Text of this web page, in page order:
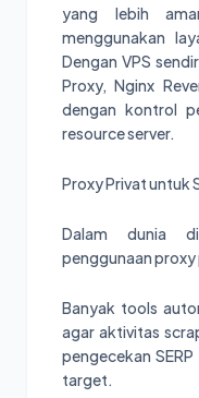
yang lebih
menggunakan
Dengan VPS
Proxy, Nginx
dengan kontrol
resource server.
Proxy Privat untuk
Dalam dunia
penggunaan
Banyak tools
agar aktivitas
pengecekan
target.